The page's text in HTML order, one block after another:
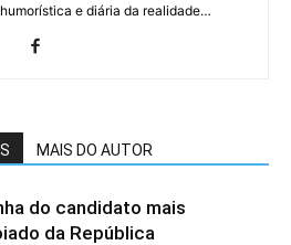
e diária da realidade…
MAIS DO AUTOR
do candidato mais
da República